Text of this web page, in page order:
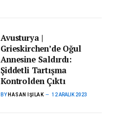
Avusturya |
Grieskirchen’de Oğul
Annesine Saldırdı:
Şiddetli Tartışma
Kontrolden Çıktı
BY HASAN IŞILAK 12 ARALIK 2023